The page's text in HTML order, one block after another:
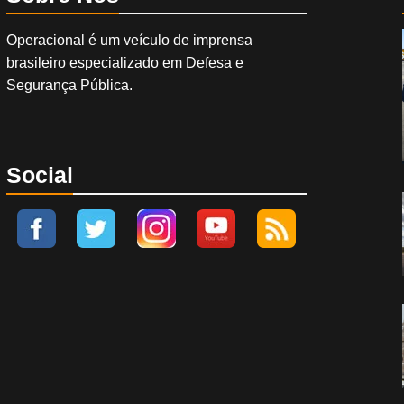
Operacional é um veículo de imprensa
brasileiro especializado em Defesa e
Segurança Pública.
Social